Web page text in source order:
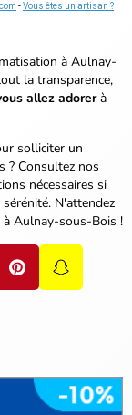
-Vous êtes un artisan ?
à Aulnay-
la transparence,
allez adorerà
solliciter un
? Consultez nos
nécessaires si
N'attendez
Aulnay-sous-Bois !